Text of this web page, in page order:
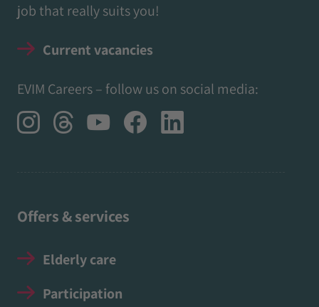
job that really suits you!
Current vacancies
EVIM Careers – follow us on social media:
Offers & services
Elderly care
Participation